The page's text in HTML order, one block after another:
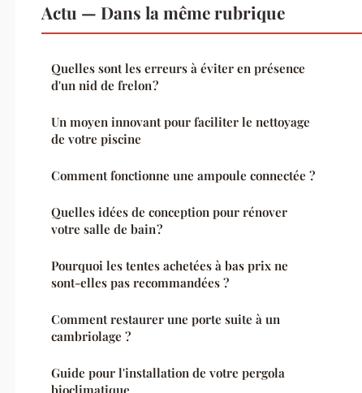
Actu — Dans la même rubrique
Quelles sont les erreurs à éviter en présence
d'un nid de frelon ?
Un moyen innovant pour faciliter le nettoyage
de votre piscine
Comment fonctionne une ampoule connectée ?
Quelles idées de conception pour rénover
votre salle de bain ?
Pourquoi les tentes achetées à bas prix ne
sont-elles pas recommandées ?
Comment restaurer une porte suite à un
cambriolage ?
Guide pour l'installation de votre pergola